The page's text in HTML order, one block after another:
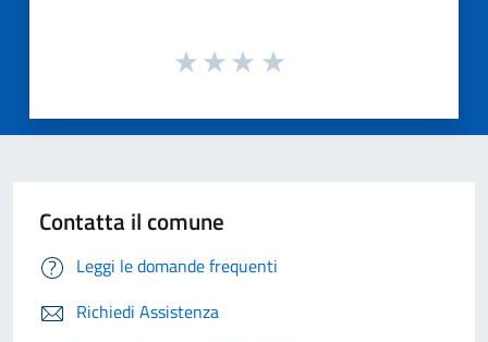
Contatta il comune
Leggi le domande frequenti
Richiedi Assistenza